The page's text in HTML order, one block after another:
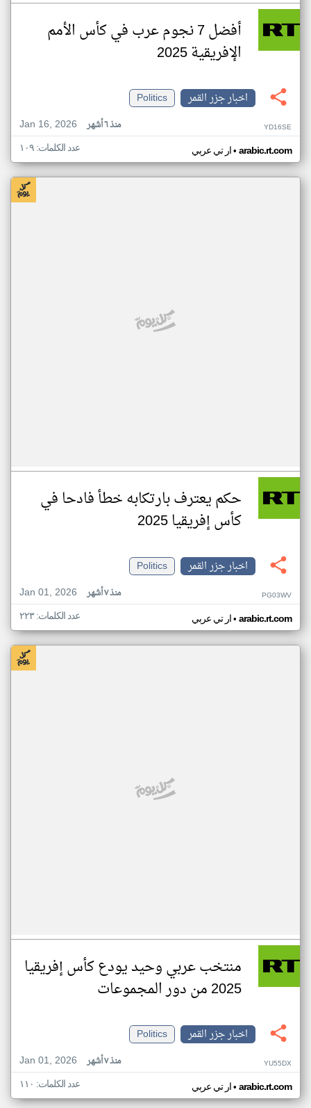
أفضل 7 نجوم عرب في كأس الأمم
الإفريقية 2025
اخبار جزر القمر
Politics
Jan 16, 2026
منذ ٦ أشهر YD16SE
ار تي عربي• arabic.rt.com عدد الكلمات: ١٠٩
حكم يعترف بارتكابه خطأ فادحا في
كأس إفريقيا 2025
اخبار جزر القمر
Politics
Jan 01, 2026
منذ ٧ أشهر PG03WV
ار تي عربي• arabic.rt.com عدد الكلمات: ٢٢٣
منتخب عربي وحيد يودع كأس إفريقيا
2025 من دور المجموعات
اخبار جزر القمر
Politics
Jan 01, 2026
منذ ٧ أشهر YU55DX
ار تي عربي• arabic.rt.com عدد الكلمات: ١١٠